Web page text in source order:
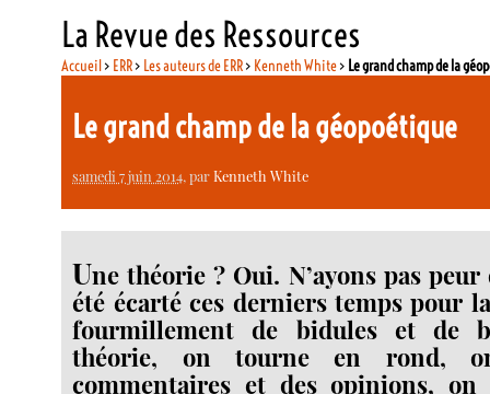
La Revue des Ressources
Accueil> ERR> Les auteurs de ERR> Kenneth White> Le grand champ de la
Le grand champ de la géopoétique
samedi 7 juin 2014, parKenneth White
Une théorie ? Oui. N’ayons pas
été écarté ces derniers temps pour
fourmillement de bidules et de
théorie, on tourne en rond,
commentaires et des opinions, on